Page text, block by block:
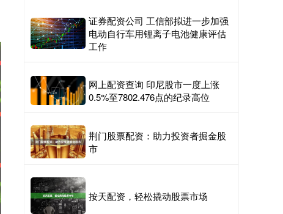
证券配资公司 工信部拟进一步加强
电动自行车用锂离子电池健康评估
工作
网上配资查询 印尼股市一度上涨
0.5%至7802.476点的纪录高位
荆门股票配资：助力投资者掘金股
市
按天配资，轻松撬动股票市场